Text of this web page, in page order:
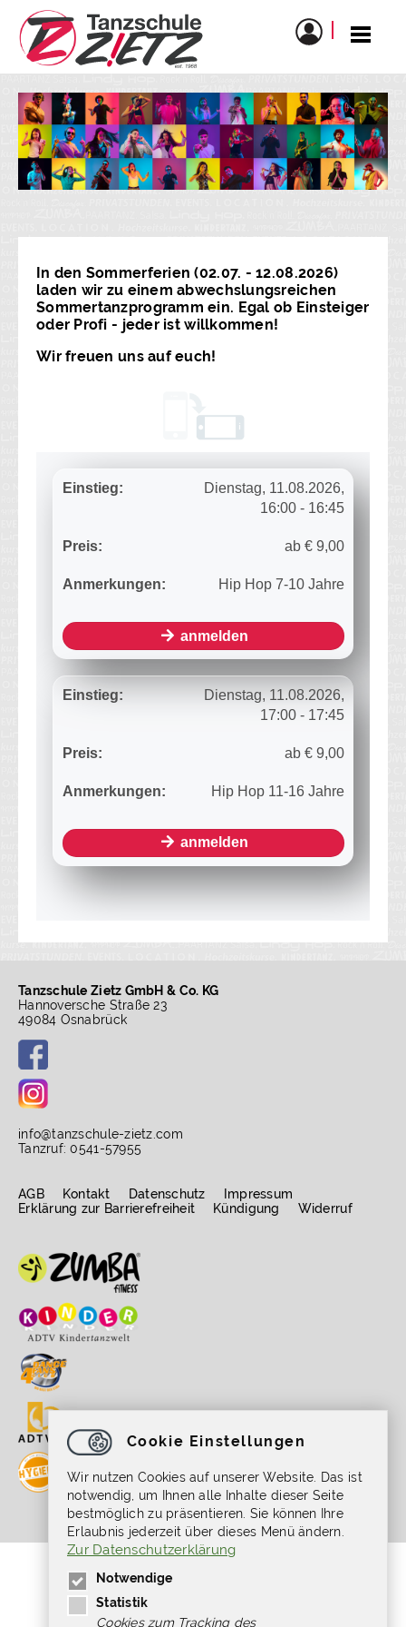
In den Sommerferien (02.07. - 12.08.2026)
laden wir zu einem abwechslungsreichen
Sommertanzprogramm ein. Egal ob Einsteiger
oder Profi - jeder ist willkommen!
Wir freuen uns auf euch!
Tanzschule Zietz GmbH & Co. KG
Hannoversche Straße 23
49084 Osnabrück
info@tanzschule-zietz.com
Tanzruf: 0541-57955
AGB Kontakt Datenschutz
Impressum
Erklärung zur Barrierefreiheit
Kündigung Widerruf
Gefördert durch die Beauftragte der
Bundesregierung für Kultur und Medien im
Programm NEUSTART KULTUR, [Hilfsprogramm
DIS-TANZEN/ tanz:digital/ DIS-TANZ-START]
Cookie Einstellungen
Wir nutzen Cookies auf unserer Website. Das ist
notwendig, um Ihnen alle Inhalte dieser Seite
bestmöglich zu präsentieren. Sie können Ihre
Erlaubnis jederzeit über dieses Menü ändern.
Zur Datenschutzerklärung
Notwendige
Statistik
Cookies zum Tracking des